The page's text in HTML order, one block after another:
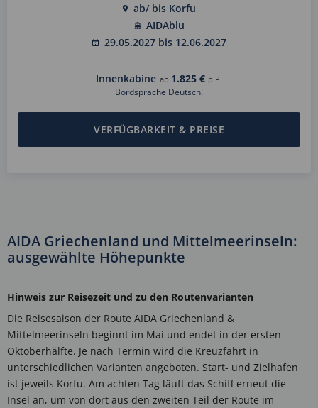
ab/ bis Korfu
AIDAblu
29.05.2027 bis 12.06.2027
Innenkabine ab 1.825 € p.P.
Bordsprache Deutsch!
VERFÜGBARKEIT & PREISE
AIDA Griechenland und Mittelmeerinseln:
ausgewählte Höhepunkte
Hinweis zur Reisezeit und zu den Routenvarianten
Die Reisesaison der Route AIDA Griechenland &
Mittelmeerinseln beginnt im Mai und endet in der ersten
Oktoberhälfte. Je nach Termin wird die Kreuzfahrt in
unterschiedlichen Varianten angeboten. Start- und Zielhafen
ist jeweils Korfu. Am achten Tag läuft das Schiff erneut die
Insel an, um von dort aus den zweiten Teil der Route im